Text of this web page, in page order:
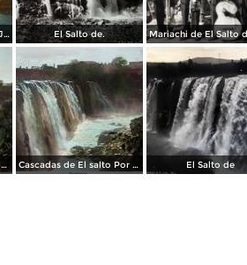
El Salto de. Juanacatlán Jalisco por el fotografo Fotógrafo Charles B. Waite. El Salto de.
El Salto de Juanacatlan Jalisco Por El Editor Juan Kaiser Cascadas de El salto Por El Editor Juan Kaiser . El Salto de